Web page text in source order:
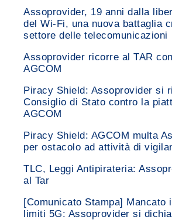
Assoprovider, 19 anni dalla
del Wi-Fi, una nuova battaglia
settore delle telecomunicazioni
Assoprovider ricorre al TAR
AGCOM
Piracy Shield: Assoprovider si
Consiglio di Stato contro la
AGCOM
Piracy Shield: AGCOM multa
per ostacolo ad attività di
TLC, Leggi Antipirateria:
al Tar
[Comunicato Stampa] Mancato
limiti 5G: Assoprovider si